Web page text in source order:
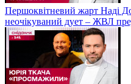
Першоквітневий жарт Наді
неочікуваний дует – ЖВЛ